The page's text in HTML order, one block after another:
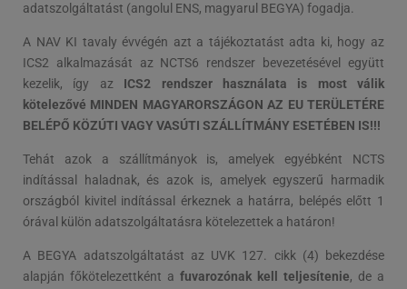
adatszolgáltatást (angolul ENS, magyarul BEGYA) fogadja.
A NAV KI tavaly évvégén azt a tájékoztatást adta ki, hogy az
ICS2 alkalmazását az NCTS6 rendszer bevezetésével együtt
kezelik, így az ICS2 rendszer használata is most válik
kötelezővé MINDEN MAGYARORSZÁGON AZ EU TERÜLETÉRE
BELÉPŐ KÖZÚTI VAGY VASÚTI SZÁLLÍTMÁNY ESETÉBEN IS!!!
Tehát azok a szállítmányok is, amelyek egyébként NCTS
indítással haladnak, és azok is, amelyek egyszerű harmadik
országból kivitel indítással érkeznek a határra, belépés előtt 1
órával külön adatszolgáltatásra kötelezettek a határon!
A BEGYA adatszolgáltatást az UVK 127. cikk (4) bekezdése
alapján főkötelezettként a fuvarozónak kell teljesítenie, de a